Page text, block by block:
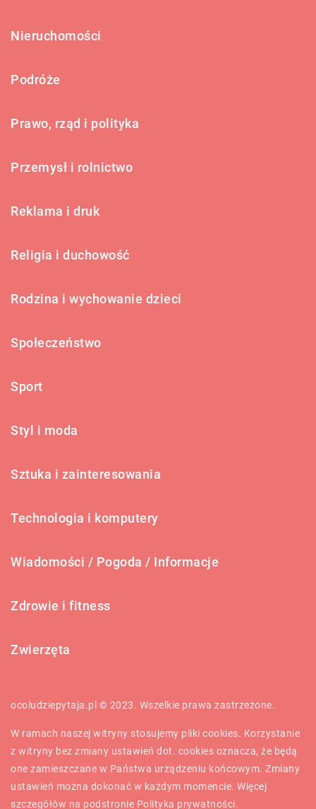
Nieruchomości
Podróże
Prawo, rząd i polityka
Przemysł i rolnictwo
Reklama i druk
Religia i duchowość
Rodzina i wychowanie dzieci
Społeczeństwo
Sport
Styl i moda
Sztuka i zainteresowania
Technologia i komputery
Wiadomości / Pogoda / Informacje
Zdrowie i fitness
Zwierzęta
ocoludziepytaja.pl © 2023. Wszelkie prawa zastrzeżone.
W ramach naszej witryny stosujemy pliki cookies. Korzystanie
z witryny bez zmiany ustawień dot. cookies oznacza, że będą
one zamieszczane w Państwa urządzeniu końcowym. Zmiany
ustawień można dokonać w każdym momencie. Więcej
szczegółów na podstronie Polityka prywatności.